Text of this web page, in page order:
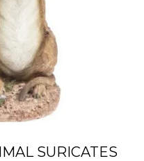
SURICATES